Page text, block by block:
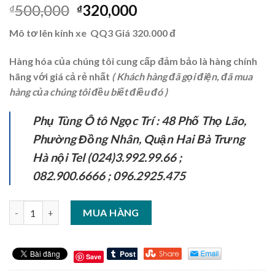
₫500,000 ₫320,000
Mô tơ lên kính xe QQ3 Giá 320.000 đ
Hàng hóa của chúng tôi cung cấp đảm bảo là hàng chính
hãng với giá cả rẻ nhất ( Khách hàng đã gọi điện, đã mua
hàng của chúng tôi đều biết điều đó )
Phụ Tùng Ô tô Ngọc Trí : 48 Phố Thọ Lão,
Phường Đồng Nhân, Quận Hai Bà Trưng
Hà nội Tel (024)3.992.99.66 ;
082.900.6666 ;096.2925.475
MUA HÀNG
Save